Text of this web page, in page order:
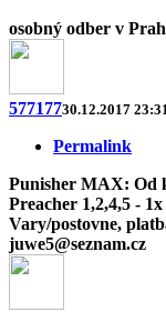
osobný odber v
57717730.12.2017 23:31
Permalink
Punisher MAX: Od
Preacher 1,2,4,5 -
Vary/postovne,
juwe5@seznam.cz